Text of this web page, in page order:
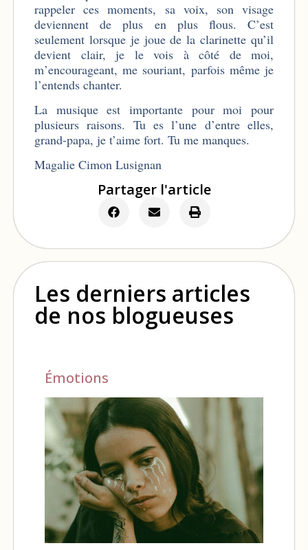
rappeler ces moments, sa voix, son visage
deviennent de plus en plus flous. C’est
seulement lorsque je joue de la clarinette qu’il
devient clair, je le vois à côté de moi,
m’encourageant, me souriant, parfois même je
l’entends chanter.
La musique est importante pour moi pour
plusieurs raisons. Tu es l’une d’entre elles,
grand-papa, je t’aime fort. Tu me manques.
Magalie Cimon Lusignan
Partager l'article
Les derniers articles
de nos blogueuses
Émotions